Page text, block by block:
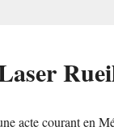
acte courant en